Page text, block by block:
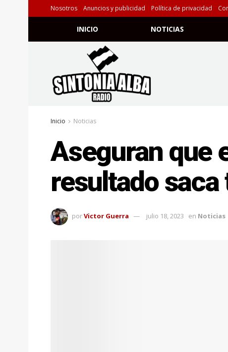
Nosotros Anuncios y publicidad Política de privacidad
INICIO NOTICIAS
Inicio Noticias
Aseguran que
resultado
porVictor Guerra julio 18, 2023 en Noticias